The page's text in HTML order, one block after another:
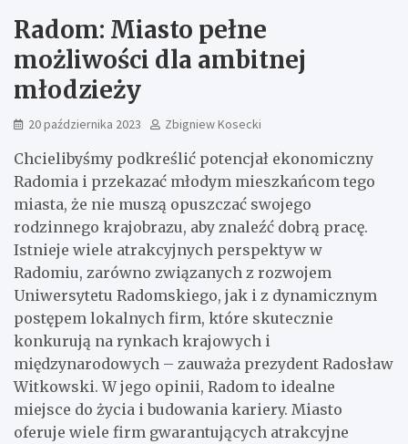
Radom: Miasto pełne
możliwości dla ambitnej
młodzieży
20 października 2023 Zbigniew Kosecki
Chcielibyśmy podkreślić potencjał ekonomiczny
Radomia i przekazać młodym mieszkańcom tego
miasta, że nie muszą opuszczać swojego
rodzinnego krajobrazu, aby znaleźć dobrą pracę.
Istnieje wiele atrakcyjnych perspektyw w
Radomiu, zarówno związanych z rozwojem
Uniwersytetu Radomskiego, jak i z dynamicznym
postępem lokalnych firm, które skutecznie
konkurują na rynkach krajowych i
międzynarodowych – zauważa prezydent Radosław
Witkowski. W jego opinii, Radom to idealne
miejsce do życia i budowania kariery. Miasto
oferuje wiele firm gwarantujących atrakcyjne